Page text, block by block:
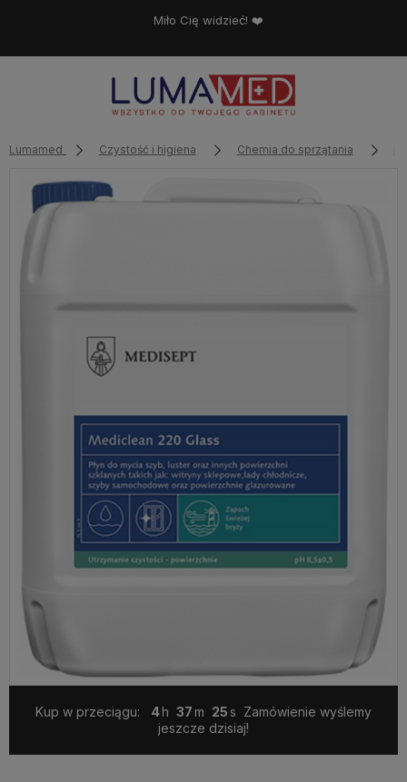
Miło Cię widzieć! ❤️
Lumamed Czystość i higiena Chemia do sprzątania
Kup w przeciągu: 4 37 25
Zamówienie wyślemy
jeszcze dzisiaj!